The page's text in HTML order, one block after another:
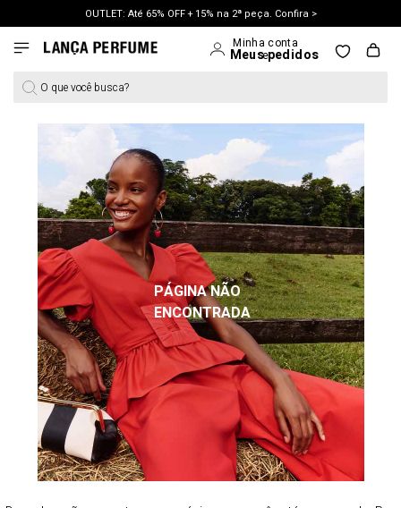
OUTLET: Até 65% OFF + 15% na 2ª peça. Confira >
LANÇAMENTO PRIMAVERA 27. Clique e aproveite.
O que você busca?
PÁGINA NÃO
ENCONTRADA